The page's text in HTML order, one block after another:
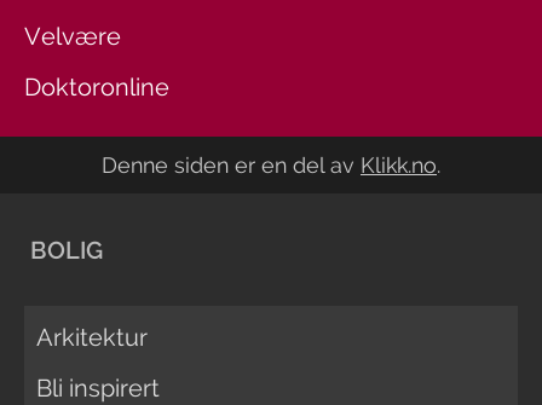
Velvære
Doktoronline
Denne siden er en del av Klikk.no.
BOLIG
Arkitektur
Bli inspirert